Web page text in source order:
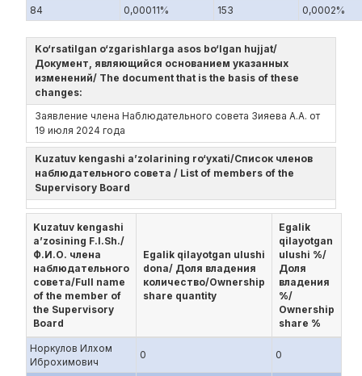
84 0,00011% 153 0,0002%
Ko‘rsatilgan o‘zgarishlarga asos bo‘lgan hujjat/
Документ, являющийся основанием указанных
изменений/ The document that is the basis of these
changes:
Заявление члена Наблюдательного совета Зияева А.А. от
19 июля 2024 года
Kuzatuv kengashi a’zolarining ro‘yxati/Список членов
наблюдательного совета / List of members of the
Supervisory Board
Kuzatuv kengashi
a’zosining F.I.Sh./
Ф.И.О. члена
наблюдательного
совета/Full name
of the member of
the Supervisory
Board
Egalik qilayotgan ulushi
dona/ Доля владения
количество/Ownership
share quantity
Egalik
qilayotgan
ulushi %/
Доля
владения
%/
Ownership
share %
Норкулов Илхом
Иброхимович
0 0